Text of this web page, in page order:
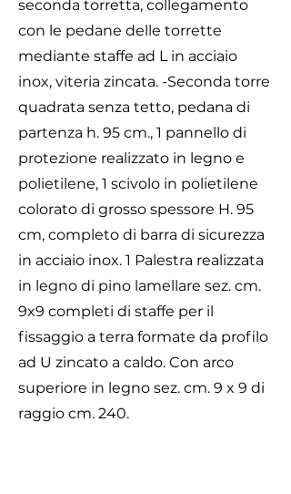
seconda torretta, collegamento
con le pedane delle torrette
mediante staffe ad L in acciaio
inox, viteria zincata. -Seconda torre
quadrata senza tetto, pedana di
partenza h. 95 cm., 1 pannello di
protezione realizzato in legno e
polietilene, 1 scivolo in polietilene
colorato di grosso spessore H. 95
cm, completo di barra di sicurezza
in acciaio inox. 1 Palestra realizzata
in legno di pino lamellare sez. cm.
9x9 completi di staffe per il
fissaggio a terra formate da profilo
ad U zincato a caldo. Con arco
superiore in legno sez. cm. 9 x 9 di
raggio cm. 240.